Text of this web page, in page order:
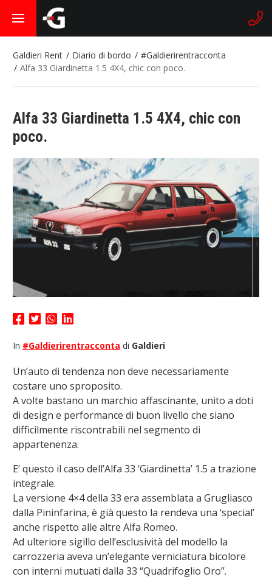
Galdieri Rent Diario di bordo
#Galdierirentracconta
Alfa 33 Giardinetta 1.5 4X4, chic con poco.
Alfa 33 Giardinetta 1.5 4X4, chic con
poco.
In #Galdierirentracconta di Galdieri
Un’auto di tendenza non deve necessariamente
costare uno sproposito.
A volte bastano un marchio affascinante, unito a doti
di design e performance di buon livello che siano
difficilmente riscontrabili nel segmento di
appartenenza.
E’ questo il caso dell’Alfa 33 ‘Giardinetta’ 1.5 a trazione
integrale.
La versione 4×4 della 33 era assemblata a Grugliasco
dalla Pininfarina, è già questo la rendeva una ‘special’
anche rispetto alle altre Alfa Romeo.
Ad ulteriore sigillo dell’esclusività del modello la
carrozzeria aveva un’elegante verniciatura bicolore
con interni mutuati dalla 33 “Quadrifoglio Oro”.